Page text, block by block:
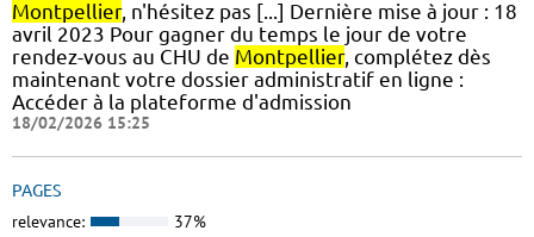
Montpellier, n'hésitez pas [...] Dernière mise à jour : 18
avril 2023 Pour gagner du temps le jour de votre
rendez-vous au CHU de Montpellier, complétez dès
maintenant votre dossier administratif en ligne :
Accéder à la plateforme d'admission
18/02/2026 15:25
PAGES
relevance: 37%